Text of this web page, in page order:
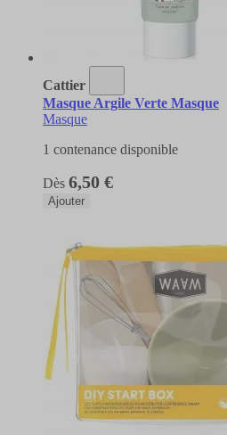
Cattier
Masque Argile Verte Masque
Masque
1 contenance disponible
Dès 6,50 €
Ajouter